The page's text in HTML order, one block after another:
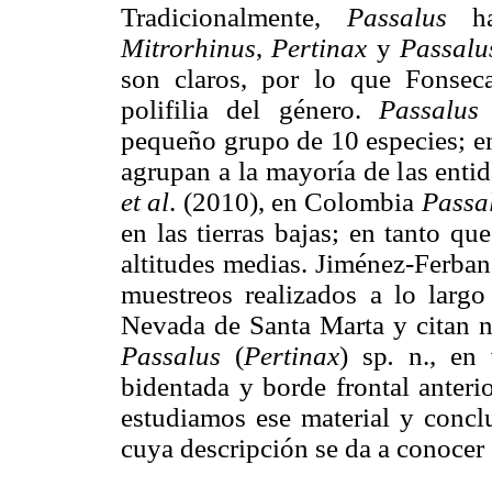
Tradicionalmente, Passalus
Mitrorhinus, Pertinax y
son claros, por lo que
polifilia del género. Passalus
pequeño grupo de 10 especies;
agrupan a la mayoría de las
et al. (2010), en Colombia
en las tierras bajas; en tanto
altitudes medias. Jiménez-
muestreos realizados a lo
Nevada de Santa Marta y citan
Passalus (Pertinax) sp. n., en
bidentada y borde frontal
estudiamos ese material y
cuya descripción se da a